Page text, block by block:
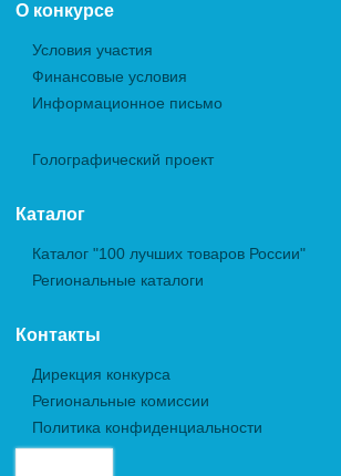
О конкурсе
Условия участия
Финансовые условия
Информационное письмо
Голографический проект
Каталог
Каталог "100 лучших товаров России"
Региональные каталоги
Контакты
Дирекция конкурса
Региональные комиссии
Политика конфиденциальности